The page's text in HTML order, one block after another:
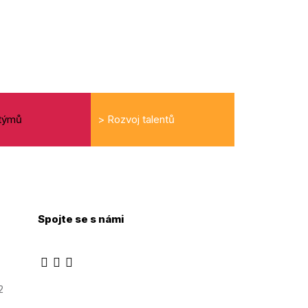
> Rozvoj talentů
Spojte se s námi